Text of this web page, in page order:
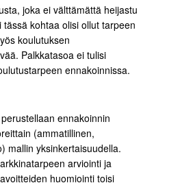
joka ei välttämättä heijastu
kohtaa olisi ollut tarpeen
koulutuksen
Palkkatasoa ei tulisi
ennakoinnissa.
ennakoinnin
(ammatillinen,
mallin yksinkertaisuudella.
arviointi ja
huomiointi toisi